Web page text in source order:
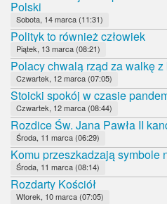
Polski
Sobota, 14 marca (11:31)
Polityk to również człowiek
Piątek, 13 marca (08:21)
Polacy chwalą rząd za walkę
Czwartek, 12 marca (07:05)
Stoicki spokój w czasie
Czwartek, 12 marca (08:44)
Rozdice Św. Jana Pawła II
Środa, 11 marca (06:29)
Komu przeszkadzają symbole
Środa, 11 marca (08:14)
Rozdarty Kościół
Wtorek, 10 marca (07:05)